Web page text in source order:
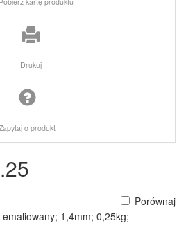
Drukuj
o produkt
Porównaj
1,4mm; 0,25kg;